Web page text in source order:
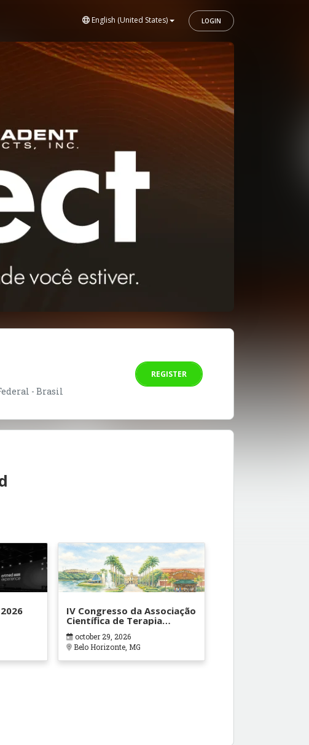
English (United States) LOGIN
- Brasil
REGISTER
IV Congresso da Associação
Científica de Terapia
Ocupacional em Contextos
Hospitalares e Cuidados
Paliativos - ATOHOSP
october 29, 2026
Belo Horizonte, MG